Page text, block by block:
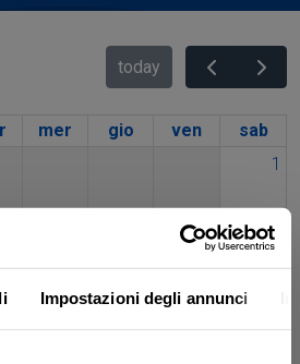
Impostazioni degli annunci
today
mer gio ven
sab
1
7 8
11 12 13 14